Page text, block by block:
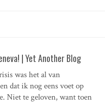
| Yet Another Blog
was het al van
dat ik nog eens voet op
Niet te geloven, want toen